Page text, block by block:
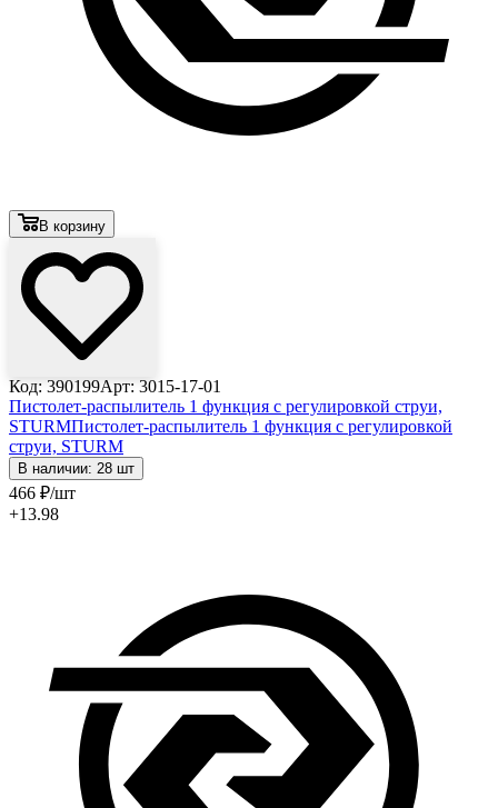
В корзину
Код: 390199Арт: 3015-17-01
Пистолет-распылитель 1 функция с регулировкой струи,
STURMПистолет-распылитель 1 функция с регулировкой
струи, STURM
В наличии: 28 шт
466 ₽/шт
+13.98